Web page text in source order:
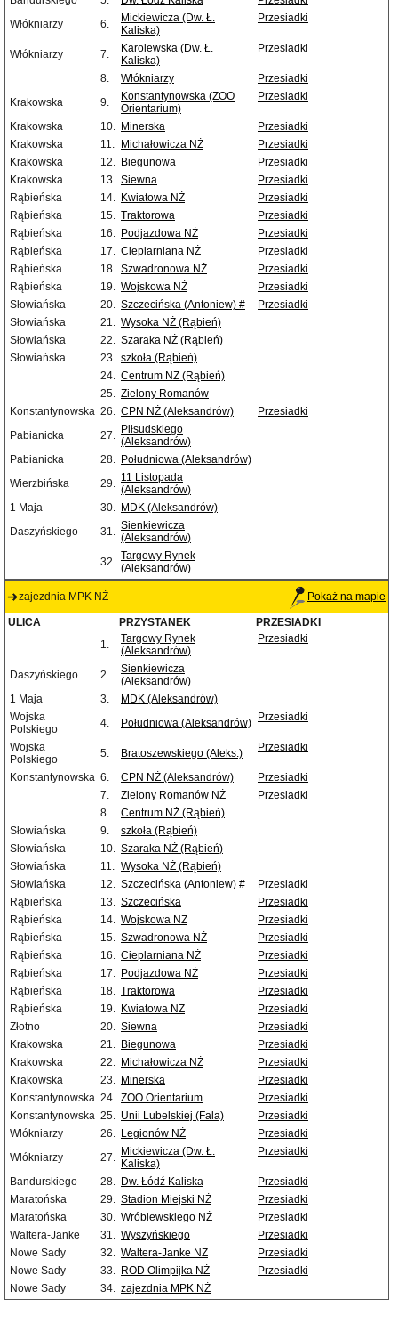
Włókniarzy
6.
Mickiewicza (Dw. Ł.
Kaliska)
Przesiadki
Włókniarzy 7.
Karolewska (Dw. Ł.
Kaliska)
Przesiadki
8. Włókniarzy
Przesiadki
Krakowska
9.
Konstantynowska (ZOO
Orientarium)
Przesiadki
Krakowska 10. Minerska
Przesiadki
Krakowska
11. Michałowicza NŻ
Przesiadki
Krakowska
12. Biegunowa
Przesiadki
Krakowska
13. Siewna
Przesiadki
Rąbieńska
14. Kwiatowa NŻ
Przesiadki
Rąbieńska
15. Traktorowa
Przesiadki
Rąbieńska
16. Podjazdowa NŻ
Przesiadki
Rąbieńska
17. Cieplarniana NŻ
Przesiadki
Rąbieńska
18. Szwadronowa NŻ
Przesiadki
Rąbieńska
19. Wojskowa NŻ
Przesiadki
Słowiańska
20. Szczecińska (Antoniew) #
Przesiadki
Słowiańska
21. Wysoka NŻ (Rąbień)
Słowiańska
22. Szaraka NŻ (Rąbień)
Słowiańska
23. szkoła (Rąbień)
24. Centrum NŻ (Rąbień)
25. Zielony Romanów
Konstantynowska 26. CPN NŻ (Aleksandrów)
Przesiadki
Pabianicka
27. Piłsudskiego
(Aleksandrów)
Pabianicka
28. Południowa (Aleksandrów)
Wierzbińska
29. 11 Listopada
(Aleksandrów)
1 Maja
30. MDK (Aleksandrów)
Daszyńskiego
31. Sienkiewicza
(Aleksandrów)
32. Targowy Rynek
(Aleksandrów)
zajezdnia MPK NŻ Pokaż na mapie
ULICA PRZYSTANEK
PRZESIADKI
1.
Targowy Rynek
(Aleksandrów)
Przesiadki
Daszyńskiego 2.
Sienkiewicza
(Aleksandrów)
1 Maja
3.
MDK (Aleksandrów)
Wojska
Polskiego
4. Południowa (Aleksandrów) Przesiadki
Wojska
Polskiego
5. Bratoszewskiego (Aleks.) Przesiadki
Konstantynowska 6. CPN NŻ (Aleksandrów)
Przesiadki
7.
Zielony Romanów NŻ
Przesiadki
8.
Centrum NŻ (Rąbień)
Słowiańska
9.
szkoła (Rąbień)
Słowiańska
10. Szaraka NŻ (Rąbień)
Słowiańska
11. Wysoka NŻ (Rąbień)
Słowiańska
12. Szczecińska (Antoniew) #
Przesiadki
Rąbieńska
13. Szczecińska
Przesiadki
Rąbieńska
14. Wojskowa NŻ
Przesiadki
Rąbieńska
15. Szwadronowa NŻ
Przesiadki
Rąbieńska
16. Cieplarniana NŻ
Przesiadki
Rąbieńska
17. Podjazdowa NŻ
Przesiadki
Rąbieńska
18. Traktorowa
Przesiadki
Rąbieńska
19. Kwiatowa NŻ
Przesiadki
Złotno
20. Siewna
Przesiadki
Krakowska
21. Biegunowa
Przesiadki
Krakowska
22. Michałowicza NŻ
Przesiadki
Krakowska
23. Minerska
Przesiadki
Konstantynowska 24. ZOO Orientarium
Przesiadki
Konstantynowska 25. Unii Lubelskiej (Fala)
Przesiadki
Włókniarzy
26. Legionów NŻ
Przesiadki
Włókniarzy
27. Mickiewicza (Dw. Ł.
Kaliska)
Przesiadki
Bandurskiego 28. Dw. Łódź Kaliska
Przesiadki
Maratońska
29. Stadion Miejski NŻ
Przesiadki
Maratońska
30. Wróblewskiego NŻ
Przesiadki
Waltera-Janke
31. Wyszyńskiego
Przesiadki
Nowe Sady
32. Waltera-Janke NŻ
Przesiadki
Nowe Sady
33. ROD Olimpijka NŻ
Przesiadki
Nowe Sady
34. zajezdnia MPK NŻ